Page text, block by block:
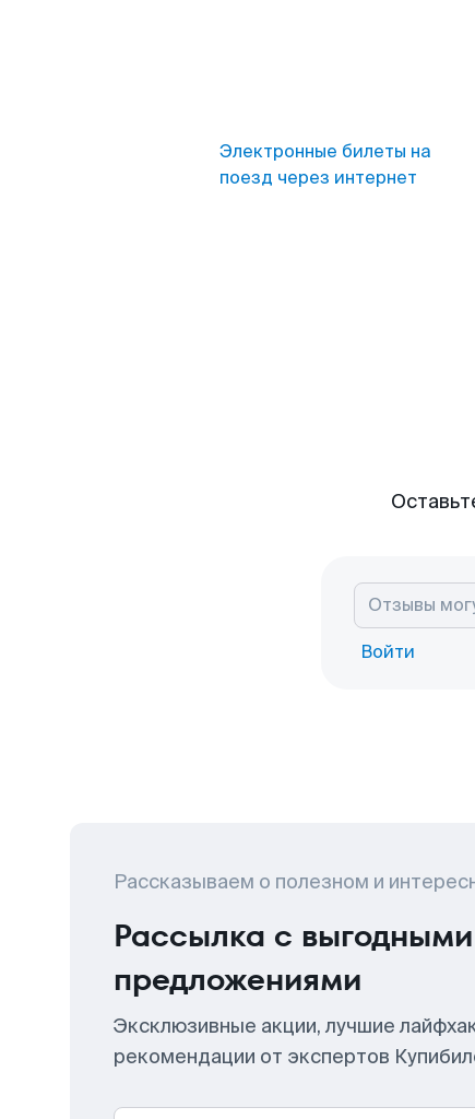
Электронные билеты на
поезд через интернет
Войти
Рассказываем о полезном и
Рассылка с выгодными
предложениями
Эксклюзивные акции, лучшие
рекомендации от экспертов